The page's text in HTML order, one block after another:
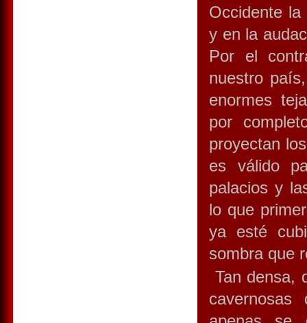
Occidente
y en la
Por el
nuestro
enormes
por
proyectan
es válido
palacios y
lo que
ya esté
sombra que
Tan densa,